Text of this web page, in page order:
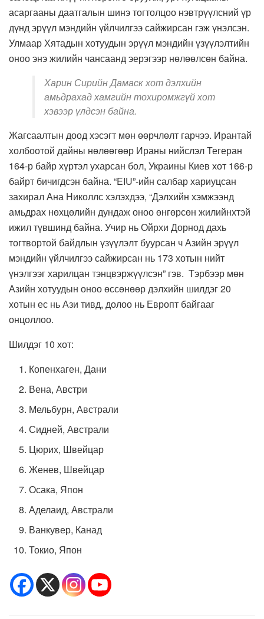
асаргааны даатгалын шинэ тогтолцоо нэвтрүүлсний үр
дүнд эрүүл мэндийн үйлчилгээ сайжирсан гэж үнэлсэн.
Улмаар Хятадын хотуудын эрүүл мэндийн үзүүлэлтийн
оноо энэ жилийн чансаанд эерэгээр нөлөөлсөн байна.
Харин Сирийн Дамаск хот дэлхийн
амьдрахад хамгийн тохиромжгүй хот
хэвээр үлдсэн байна.
Жагсаалтын доод хэсэгт мөн өөрчлөлт гарчээ. Ирантай
холбоотой дайны нөлөөгөөр Ираны нийслэл Тегеран
164-р байр хүртэл ухарсан бол, Украины Киев хот 166-р
байрт бичигдсэн байна. “EIU”-ийн салбар хариуцсан
захирал Ана Николлс хэлэхдээ, “Дэлхийн хэмжээнд
амьдрах нөхцөлийн дундаж оноо өнгөрсөн жилийнхтэй
ижил түвшинд байна. Учир нь Ойрхи Дорнод дахь
тогтвортой байдлын үзүүлэлт буурсан ч Азийн эрүүл
мэндийн үйлчилгээ сайжирсан нь 173 хотын нийт
үнэлгээг харилцан тэнцвэржүүлсэн” гэв. Тэрбээр мөн
Азийн хотуудын оноо өссөнөөр дэлхийн шилдэг 20
хотын ес нь Ази тивд, долоо нь Европт байгааг
онцоллоо.
Шилдэг 10 хот:
Копенхаген, Дани
Вена, Австри
Мельбурн, Австрали
Сидней, Австрали
Цюрих, Швейцар
Женев, Швейцар
Осака, Япон
Аделаид, Австрали
Ванкувер, Канад
Токио, Япон